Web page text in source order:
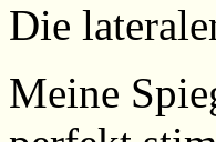
Die
Meine